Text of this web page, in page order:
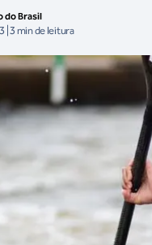
do Brasil
| 3 min de leitura